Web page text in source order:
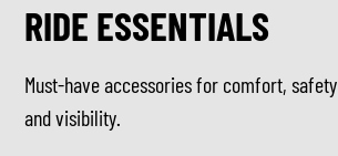
RIDE ESSENTIALS
Must-have accessories for comfort, safety
and visibility.